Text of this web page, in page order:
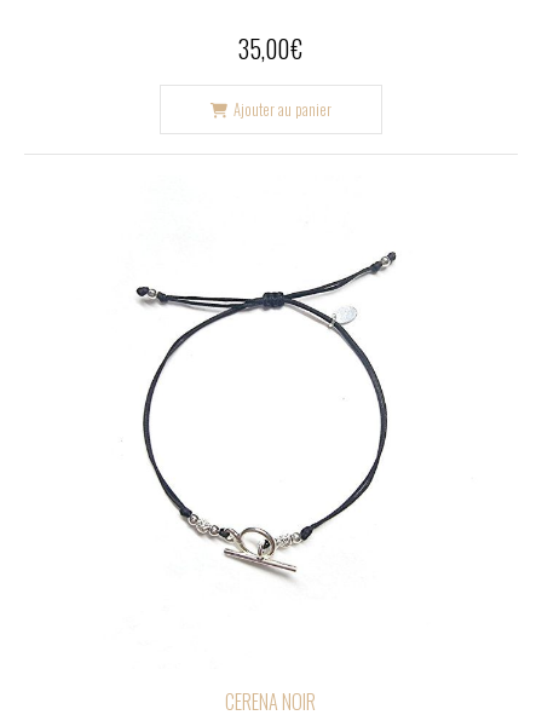
35,00€
Ajouter au panier
CERENA NOIR